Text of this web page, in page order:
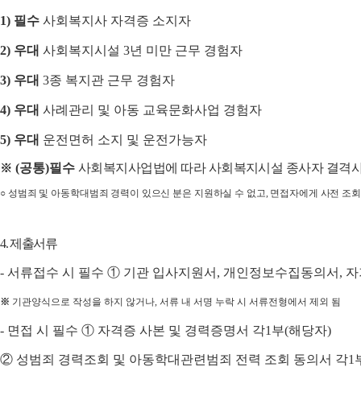
1) 필수 사회복지사 자격증 소지자
2) 우대 사회복지시설 3년 미만 근무 경험자
3) 우대 3종 복지관 근무 경험자
4) 우대 사례관리 및 아동 교육문화사업 경험자
5) 우대 운전면허 소지 및 운전가능자
※ (공통)필수 사회복지사업법에 따라 사회복지시설 종사자 결격
○ 성범죄 및 아동학대범죄 경력이 있으신 분은 지원하실 수 없고, 면접자에게 사전 조
4.제출서류
- 서류접수 시 필수 ① 기관 입사지원서 , 개인정보수집동의서 ,
※ 기관양식으로 작성을 하지 않거나, 서류 내 서명 누락 시 서류전형에서 제외 됨
- 면접 시 필수 ① 자격증 사본 및 경력증명서 각1부(해당자)
② 성범죄 경력조회 및 아동학대관련범죄 전력 조회 동의서 각1